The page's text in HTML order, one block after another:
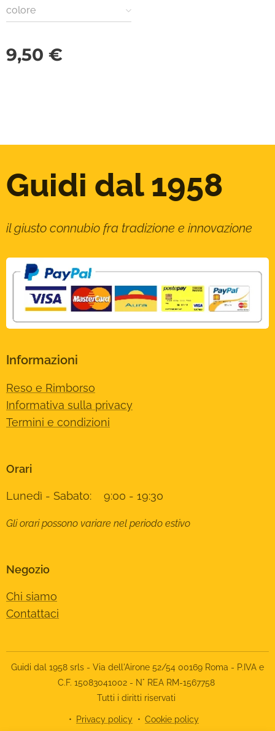
colore
9,50 €
Guidi dal 1958
il giusto connubio fra tradizione e innovazione
Informazioni
Reso e Rimborso
Informativa sulla privacy
Termini e condizioni
Orari
Lunedì - Sabato: 9:00 - 19:30
Gli orari possono variare nel periodo estivo
Negozio
Chi siamo
Contattaci
Guidi dal 1958 srls - Via dell'Airone 52/54 00169 Roma - P.IVA e
C.F. 15083041002 - N° REA RM-1567758
Tutti i diritti riservati
Privacy policy Cookie policy